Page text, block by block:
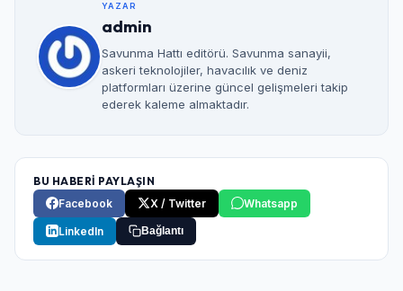
YAZAR
admin
Savunma Hattı editörü. Savunma sanayii,
askeri teknolojiler, havacılık ve deniz
platformları üzerine güncel gelişmeleri takip
ederek kaleme almaktadır.
BU HABERİ PAYLAŞIN
Facebook
X / Twitter Whatsapp
LinkedIn Bağlantı